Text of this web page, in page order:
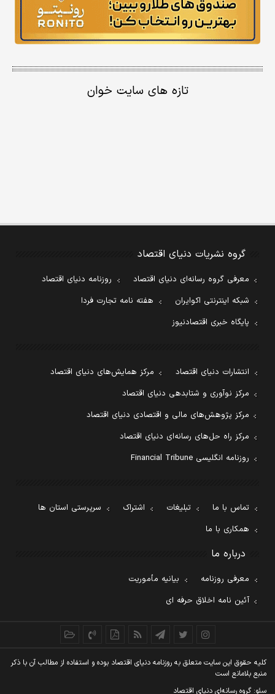
تازه های سایت خوان
گروه نشریات دنیای اقتصاد
معرفی گروه رسانه‌ای دنیای اقتصاد
روزنامه دنیای اقتصاد
شبکه اینترنتی اکوایران
هفته نامه تجارت فردا
پایگاه خبری اقتصادنیوز
انتشارات دنیای اقتصاد
مرکز همایش‌های دنیای اقتصاد
مرکز نوآوری و شتابدهی دنیای اقتصاد
مرکز پژوهش‌های مالی و اقتصادی دنیای اقتصاد
مرکز راه حل‌های رسانه‌ای دنیای اقتصاد
روزنامه انگلیسی Financial Tribune
تماس با ما تبلیغات اشتراک
سرپرستی استان ها
همکاری با ما
درباره ما
معرفی روزنامه
بیانیه مأموریت
آئین نامه اخلاق حرفه ای
کليه حقوق اين سايت متعلق به روزنامه دنيای اقتصاد بوده و استفاده از مطالب آن با ذکر
منبع بلامانع است
سئو: گروه رسانه‌ای دنیای اقتصاد